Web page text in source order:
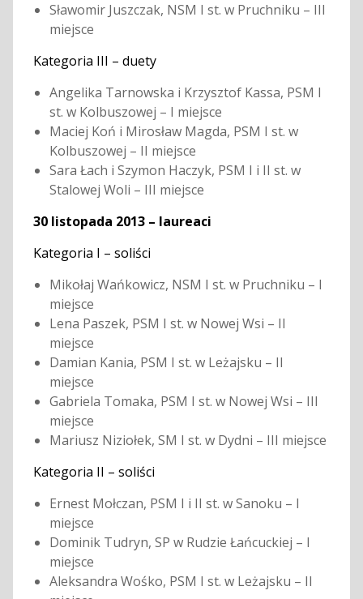
Sławomir Juszczak, NSM I st. w Pruchniku – III
miejsce
Kategoria III – duety
Angelika Tarnowska i Krzysztof Kassa, PSM I
st. w Kolbuszowej – I miejsce
Maciej Koń i Mirosław Magda, PSM I st. w
Kolbuszowej – II miejsce
Sara Łach i Szymon Haczyk, PSM I i II st. w
Stalowej Woli – III miejsce
30 listopada 2013 – laureaci
Kategoria I – soliści
Mikołaj Wańkowicz, NSM I st. w Pruchniku – I
miejsce
Lena Paszek, PSM I st. w Nowej Wsi – II
miejsce
Damian Kania, PSM I st. w Leżajsku – II
miejsce
Gabriela Tomaka, PSM I st. w Nowej Wsi – III
miejsce
Mariusz Niziołek, SM I st. w Dydni – III miejsce
Kategoria II – soliści
Ernest Mołczan, PSM I i II st. w Sanoku – I
miejsce
Dominik Tudryn, SP w Rudzie Łańcuckiej – I
miejsce
Aleksandra Wośko, PSM I st. w Leżajsku – II